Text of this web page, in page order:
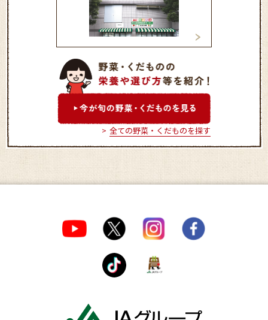
和光農産物直売センター
（ふれあい畑）
新座農産物直売
（とれたて畑）
全ての野菜・くだものを探す